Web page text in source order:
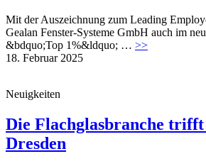
Mit der Auszeichnung zum Leading
Gealan Fenster-Systeme GmbH auch im
&bdquo;Top 1%&ldquo; … >>
18. Februar 2025
Neuigkeiten
Die Flachglasbranche
Dresden